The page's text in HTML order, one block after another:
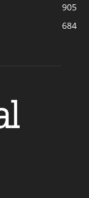
905
684